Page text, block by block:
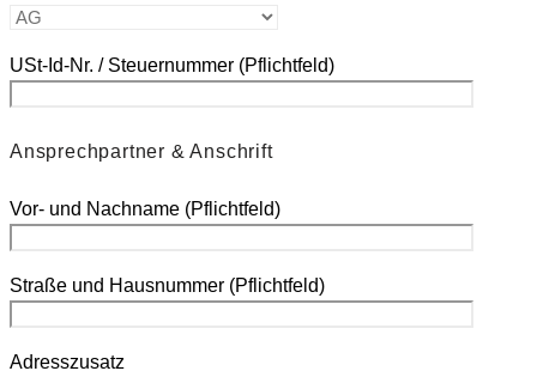
USt-Id-Nr. / Steuernummer (Pflichtfeld)
Ansprechpartner & Anschrift
Vor- und Nachname (Pflichtfeld)
Straße und Hausnummer (Pflichtfeld)
Adresszusatz